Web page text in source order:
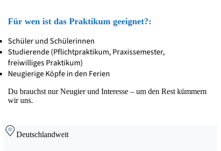
Für wen ist das Praktikum geeignet?:
Schüler und Schülerinnen
Studierende (Pflichtpraktikum, Praxissemester,
freiwilliges Praktikum)
Neugierige Köpfe in den Ferien
Du brauchst nur Neugier und Interesse – um den Rest kümmern
wir uns.
Deutschlandweit